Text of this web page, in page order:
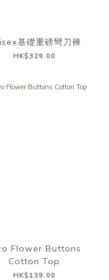
基礎重磅彎刀褲
HK$329.00
Flower Buttons
Cotton Top
HK$139.00